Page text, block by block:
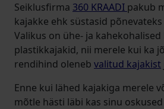
Seiklusfirma 360 KRAADI pakub
kajakke ehk süstasid
Valikus on ühe- ja
plastikkajakid, nii merele kui ka
rendihind oleneb valitud kajakist
Enne kui lähed kajakiga merele
mõtle hästi läbi kas sinu